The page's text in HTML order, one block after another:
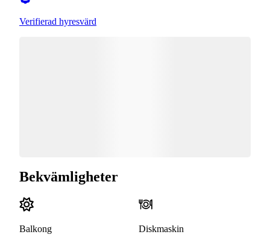
Verifierad hyresvärd
Bekvämligheter
Balkong Diskmaskin